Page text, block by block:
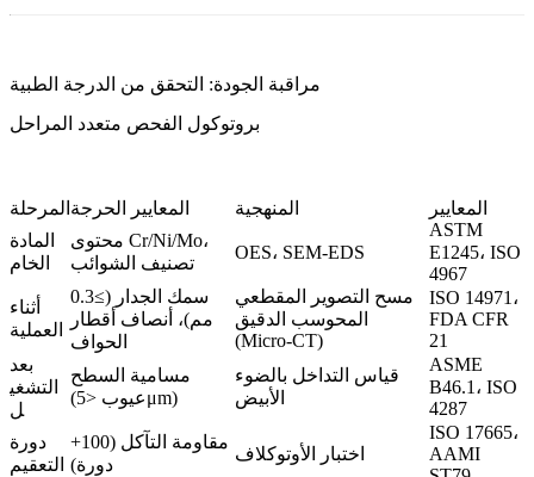
مراقبة الجودة: التحقق من الدرجة الطبية
بروتوكول الفحص متعدد المراحل
المرحلة المعايير الحرجة المنهجية
المعايير
المادة
الخام
محتوى Cr/Ni/Mo،
تصنيف الشوائب
OES، SEM-EDS
ASTM
E1245، ISO
4967
أثناء
العملية
سمك الجدار (≥0.3
مم)، أنصاف أقطار
الحواف
مسح التصوير المقطعي
المحوسب الدقيق
(Micro-CT)
ISO 14971،
FDA CFR
21
بعد
التشغي
ل
مسامية السطح
(عيوب <5μm)
قياس التداخل بالضوء
الأبيض
ASME
B46.1، ISO
4287
دورة
التعقيم
مقاومة التآكل (100+
دورة)
اختبار الأوتوكلاف
ISO 17665،
AAMI